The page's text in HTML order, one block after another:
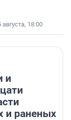
августа, 18:00
и
и раненых